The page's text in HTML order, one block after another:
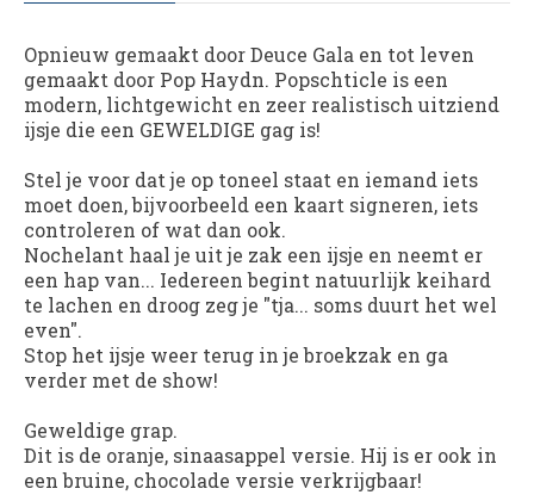
Opnieuw gemaakt doorDeuce Gala en tot leven
gemaakt door Pop Haydn. Popschticle is een
modern, lichtgewicht en zeer realistisch uitziend
ijsje die een GEWELDIGE gag is!
Stel je voor dat je op toneel staat en iemand iets
moet doen, bijvoorbeeld een kaart signeren, iets
controleren of wat dan ook.
Nochelant haal je uit je zak een ijsje en neemt er
een hap van... Iedereen begint natuurlijk keihard
te lachen en droog zeg je "tja... soms duurt het wel
even".
Stop het ijsje weer terug in je broekzak en ga
verder met de show!
Geweldige grap.
Dit is de oranje, sinaasappel versie. Hij is er ook in
een bruine, chocolade versie verkrijgbaar!